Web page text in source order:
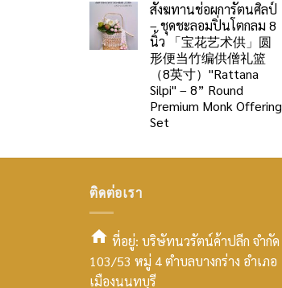
สังฆทานช่อผการัตนศิลป์
– ชุดชะลอมปิ่นโตกลม 8
นิ้ว 「宝花艺术供」圆
形便当竹编供僧礼篮
（8英寸）"Rattana
Silpi" – 8” Round
Premium Monk Offering
Set
ติดต่อเรา
smt2
ที่อยู่: บริษัทนวรัตน์ค้าปลีก จำกัด
103/53 หมู่ 4 ตำบลบางกร่าง อำเภอ
เมืองนนทบุรี